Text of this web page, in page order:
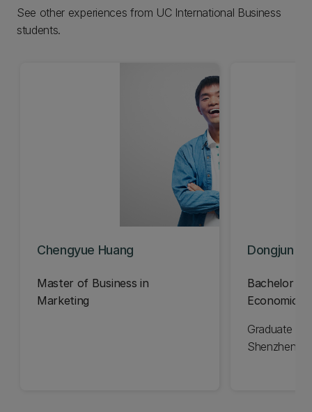
See other experiences from UC International Business
students.
Chengyue Huang
Master of Business in
Marketing
Dongjun
Bachelor of
Economics
Graduate
Shenzhen,